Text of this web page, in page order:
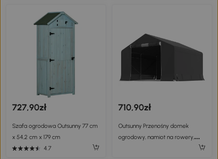
727,90zł
Szafa ogrodowa Outsunny 77 cm
x 54,2 cm x 179 cm
4.7
710,90zł
Outsunny Przenośny domek
ogrodowy, namiot na rowery,